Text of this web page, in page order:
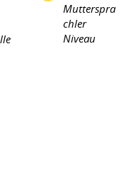
Mutterspra
chler
Niveau